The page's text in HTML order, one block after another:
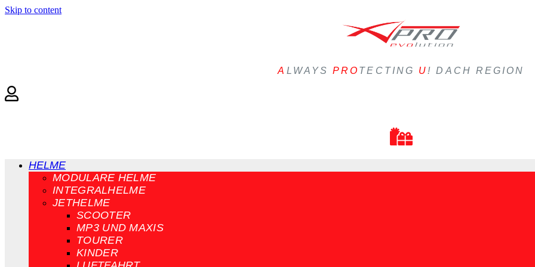
Skip to content
A LWAYSPRO TECTING U! DACH REGION
HELME
MODULARE HELME
INTEGRALHELME
JETHELME
SCOOTER
MP3 UND MAXIS
TOURER
KINDER